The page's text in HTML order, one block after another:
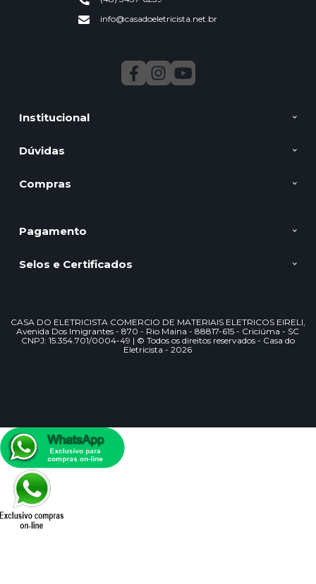
Institucional
Dúvidas
Compras
info@casadoeletricista.net.br
Pagamento
Selos e Certificados
CASA DO ELETRICISTA COMERCIO DE MATERIAIS ELETRICOS EIRELI,
Avenida Dos Imigrantes - 870 - Rio Maina - 88817-615 - Criciúma - SC
CNPJ: 15.354.701/0004-49 | © Todos os direitos reservados - Casa do
Eletricista - 2026